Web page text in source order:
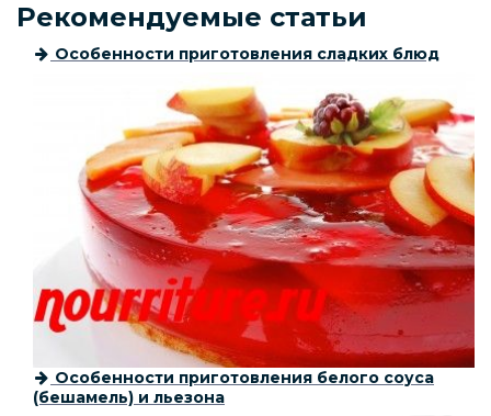
Рекомендуемые статьи
Особенности приготовления сладких блюд
Особенности приготовления белого соуса
(бешамель) и льезона